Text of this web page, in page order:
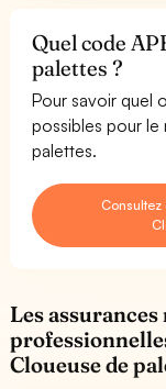
Quel code
palettes ?
Pour savoir quel
possibles pour le
palettes.
Consultez
Les
Cloueuse de